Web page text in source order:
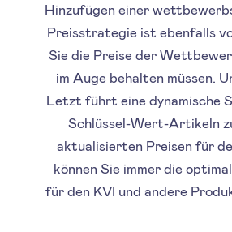
Hinzufügen einer
Preisstrategie ist ebenfalls
Sie die Preise der
im Auge behalten müssen.
Letzt führt eine dynamische
Schlüssel-Wert-Artikeln
aktualisierten Preisen für
können Sie immer die
für den KVI und andere